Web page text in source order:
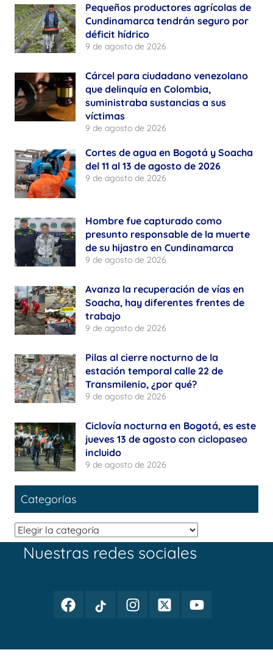
Pequeños productores agrícolas de
Cundinamarca tendrán seguro por
déficit hídrico
9 de agosto de 2026
Cárcel para ciudadano venezolano
que delinquía en Colombia,
suministraba sustancias a sus
víctimas
9 de agosto de 2026
Cortes de agua en Bogotá y Soacha
del 11 al 13 de agosto de 2026
9 de agosto de 2026
Hombre fue capturado como
presunto responsable de la muerte
de su hijastro en Cundinamarca
9 de agosto de 2026
Avanza la recuperación de vías en
Soacha, hay diferentes frentes de
trabajo
9 de agosto de 2026
Pilas al cierre nocturno de la
estación temporal calle 22 de
Transmilenio, ¿por qué?
9 de agosto de 2026
Ciclovía nocturna en Bogotá, es este
jueves 13 de agosto con ciclopaseo
incluido
9 de agosto de 2026
Categorías
Categorías
Nuestras redes sociales
Facebook
Periodismo
TikTok
Periodismo
InstagramTwitterYoutube